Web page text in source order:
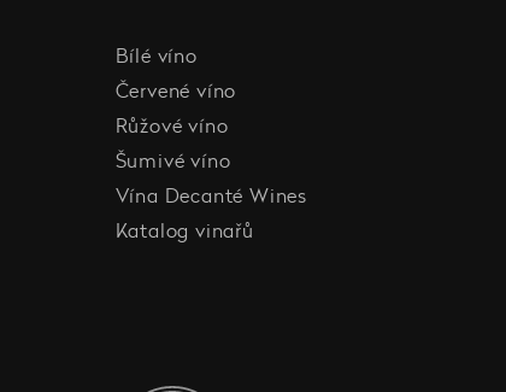
Bílé víno
Červené víno
Růžové víno
Šumivé víno
Vína Decanté Wines
Katalog vinařů